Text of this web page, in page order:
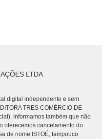
LTDA
digital independente e sem
TRES COMÉRCIO DE
Informamos também que não
oferecemos cancelamento do
de nome ISTOÉ, tampouco